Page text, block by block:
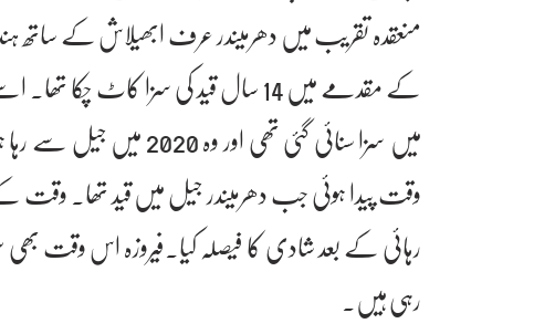
منعقدہ تقریب میں دھرمیندر عرف ابھیلاش کے
کے مقدمے میں 14 سال قید کی سزا
میں سزا سنائی گئی تھی
وقت پیدا ہوئی جب دھرمیندر جیل میں قید تھا۔ وقت
رہائی کے بعد شادی کا فیصلہ کیا۔فیروزہ اس وقت
رہی ہیں۔